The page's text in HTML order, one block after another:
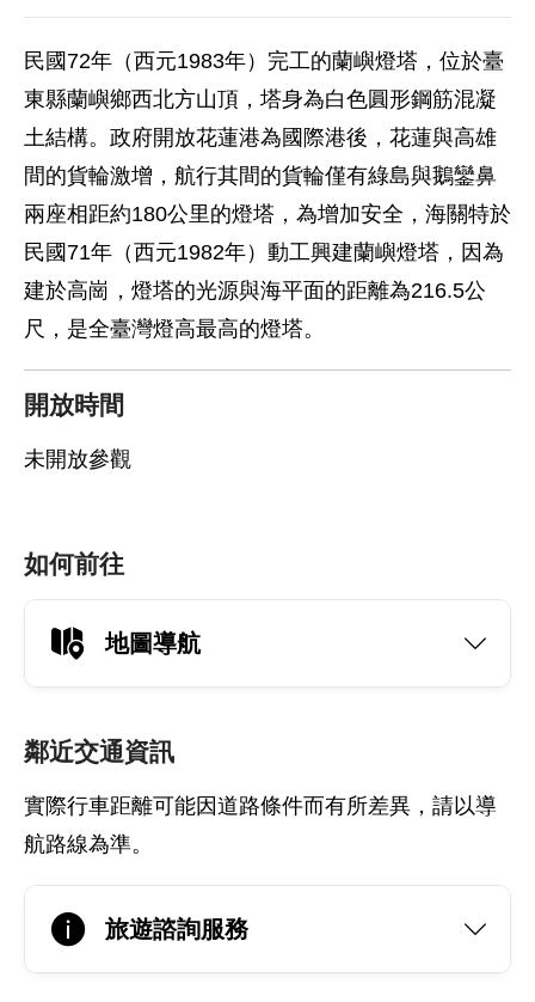
民國72年（西元1983年）完工的蘭嶼燈塔，位於臺
東縣蘭嶼鄉西北方山頂，塔身為白色圓形鋼筋混凝
土結構。政府開放花蓮港為國際港後，花蓮與高雄
間的貨輪激增，航行其間的貨輪僅有綠島與鵝鑾鼻
兩座相距約180公里的燈塔，為增加安全，海關特於
民國71年（西元1982年）動工興建蘭嶼燈塔，因為
建於高崗，燈塔的光源與海平面的距離為216.5公
尺，是全臺灣燈高最高的燈塔。
開放時間
未開放參觀
如何前往
地圖導航
鄰近交通資訊
實際行車距離可能因道路條件而有所差異，請以導
航路線為準。
旅遊諮詢服務